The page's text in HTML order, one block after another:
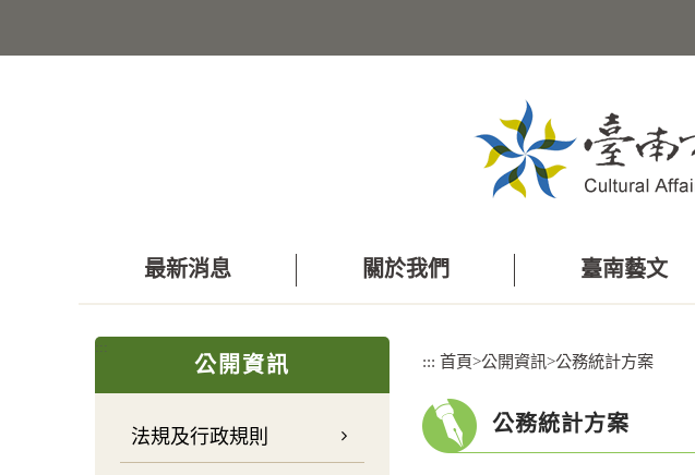
主
最新消息 關於我們 臺南藝文
:::
公開資訊
法規及行政規則
::: 首頁>公開資訊>公務統計方案
公務統計方案